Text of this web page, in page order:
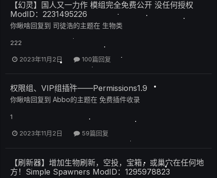
【幻灵】国人又一力作 模组完全免费公开 没任何授权
ModID：2231495226
你瞅啥回复到 司徒浩的主题在 生物类
222
2023年11月2日 100篇回复
权限组、VIP组插件——Permissions1.9
你瞅啥回复到 Abbo的主题在 免费插件收录
1
2023年11月2日 59篇回复
【刷新器】增加生物刷新，空投，宝箱，或巢穴在任何地
方！Simple Spawners ModID：1295978823